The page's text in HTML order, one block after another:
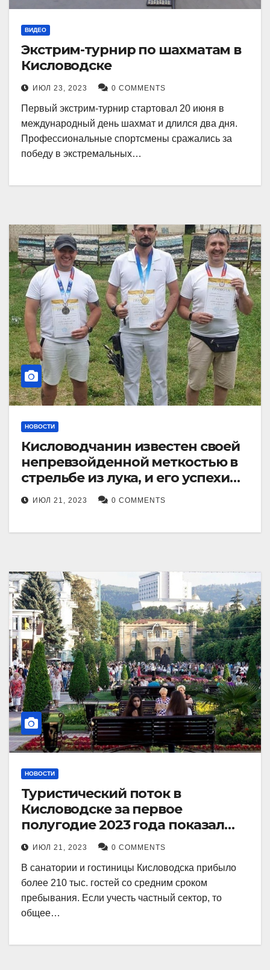
ВИДЕО
Экстрим-турнир по шахматам в
Кисловодске
ИЮЛ 23, 2023 0 COMMENTS
Первый экстрим-турнир стартовал 20 июня в
международный день шахмат и длился два дня.
Профессиональные спортсмены сражались за
победу в экстремальных…
НОВОСТИ
Кисловодчанин известен своей
непревзойденной меткостью в
стрельбе из лука, и его успехи
прославили его в
Ставропольском крае.
ИЮЛ 21, 2023 0 COMMENTS
НОВОСТИ
Туристический поток в
Кисловодске за первое
полугодие 2023 года показал
рекордный рост в 21 процент.
ИЮЛ 21, 2023 0 COMMENTS
В санатории и гостиницы Кисловодска прибыло
более 210 тыс. гостей со средним сроком
пребывания. Если учесть частный сектор, то
общее…